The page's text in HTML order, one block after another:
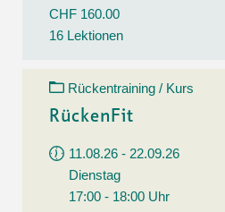
CHF 160.00
16 Lektionen
Rückentraining / Kurs
RückenFit
11.08.26 - 22.09.26
Dienstag
17:00 - 18:00 Uhr